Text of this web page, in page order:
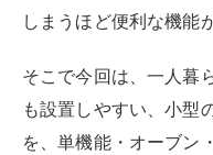
しまうほど便利な機能
そこで今回は、一人暮
も設置しやすい、小型
を、単機能・オーブン